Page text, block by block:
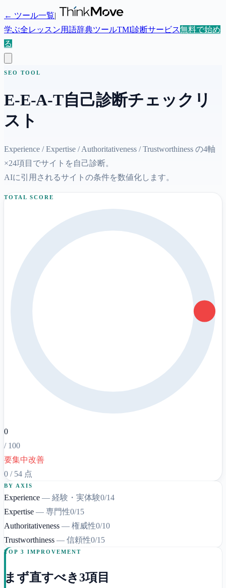
← ツール一覧|
学ぶ全レッスン用語辞典ツールTMI診断サービス無料で始め
る
SEO TOOL
E-E-A-T自己診断チェックリ
スト
Experience / Expertise / Authoritativeness / Trustworthiness の4軸
×24項目でサイトを自己診断。
AIに引用されるサイトの条件を数値化します。
TOTAL SCORE
0
/ 100
要集中改善
0 / 54 点
BY AXIS
Experience — 経験・実体験0/14
Expertise — 専門性0/15
Authoritativeness — 権威性0/10
Trustworthiness — 信頼性0/15
TOP 3 IMPROVEMENT
まず直すべき3項目